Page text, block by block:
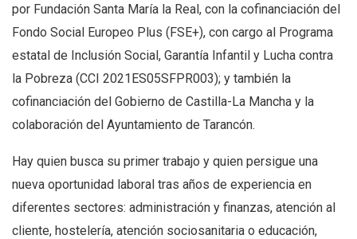
por Fundación Santa María la Real, con la cofinanciación del
Fondo Social Europeo Plus (FSE+), con cargo al Programa
estatal de Inclusión Social, Garantía Infantil y Lucha contra
la Pobreza (CCI 2021ES05SFPR003); y también la
cofinanciación del Gobierno de Castilla-La Mancha y la
colaboración del Ayuntamiento de Tarancón.
Hay quien busca su primer trabajo y quien persigue una
nueva oportunidad laboral tras años de experiencia en
diferentes sectores: administración y finanzas, atención al
cliente, hostelería, atención sociosanitaria o educación,